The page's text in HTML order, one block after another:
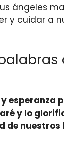
ángeles
y cuidar a
esperanza
y lo